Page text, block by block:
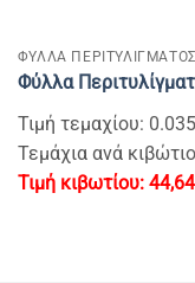
ΦΥΛΛΑ ΠΕΡΙΤΥΛΙΓΜΑΤΟΣ
Φύλλα
Τιμή τεμαχίου:
Τεμάχια ανά
44,64